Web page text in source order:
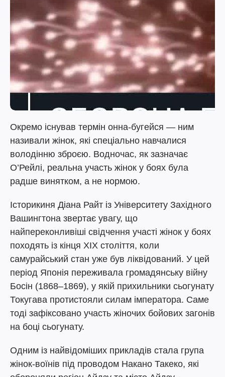
Окремо існував термін онна-бугейся — ним
називали жінок, які спеціально навчалися
володінню зброєю. Водночас, як зазначає
О’Рейлі, реальна участь жінок у боях була
радше винятком, а не нормою.
Історикиня Діана Райт із Університету Західного
Вашингтона звертає увагу, що
найпереконливіші свідчення участі жінок у боях
походять із кінця XIX століття, коли
самурайський стан уже був ліквідований. У цей
період Японія переживала громадянську війну
Босін (1868–1869), у якій прихильники сьогунату
Токугава протистояли силам імператора. Саме
тоді зафіксовано участь жіночих бойових загонів
на боці сьогунату.
Одним із найвідоміших прикладів стала група
жінок-воїнів під проводом Накано Такеко, які